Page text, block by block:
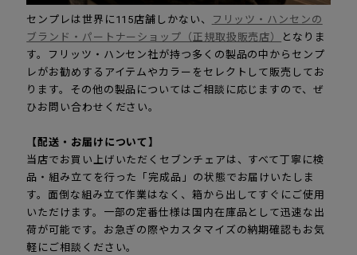
センプレは世界に115店舗しかない、
フリッツ・ハンセンの
ブランド・パートナーショップ（正規取扱販売店）
となりま
す。フリッツ・ハンセン社が持つ多くの製品の中からセンプ
レがお勧めするアイテムやカラーをセレクトして販売してお
ります。その他の製品についてはご相談に応じますので、ぜ
ひお問い合わせください。
【配送・お届けについて】
当店でお買い上げいただくセブンチェアは、すべて丁寧に検
品・組み立てを行った「完成品」の状態でお届けいたしま
す。面倒な組み立て作業はなく、箱から出してすぐにご使用
いただけます。一部の定番仕様は国内在庫品として迅速な出
荷が可能です。お急ぎの際やカスタマイズの納期確認もお気
軽にご相談ください。